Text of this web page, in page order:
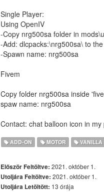
Single Player:
Using OpenIV
-Copy nrg500sa folder in
-Add: dlcpacks:\nrg500sa\ to
-Spawn name: nrg500sa
Fivem
Copy folder nrg500sa inside
spaw name: nrg500sa
Contact: chat balloon icon in my
ADD-ON MOTOR VANILLA
Először Feltöltve: 2021. október 1.
Utoljára Feltöltve: 2021. október 1.
Utoljára Letöltött: 13 órája